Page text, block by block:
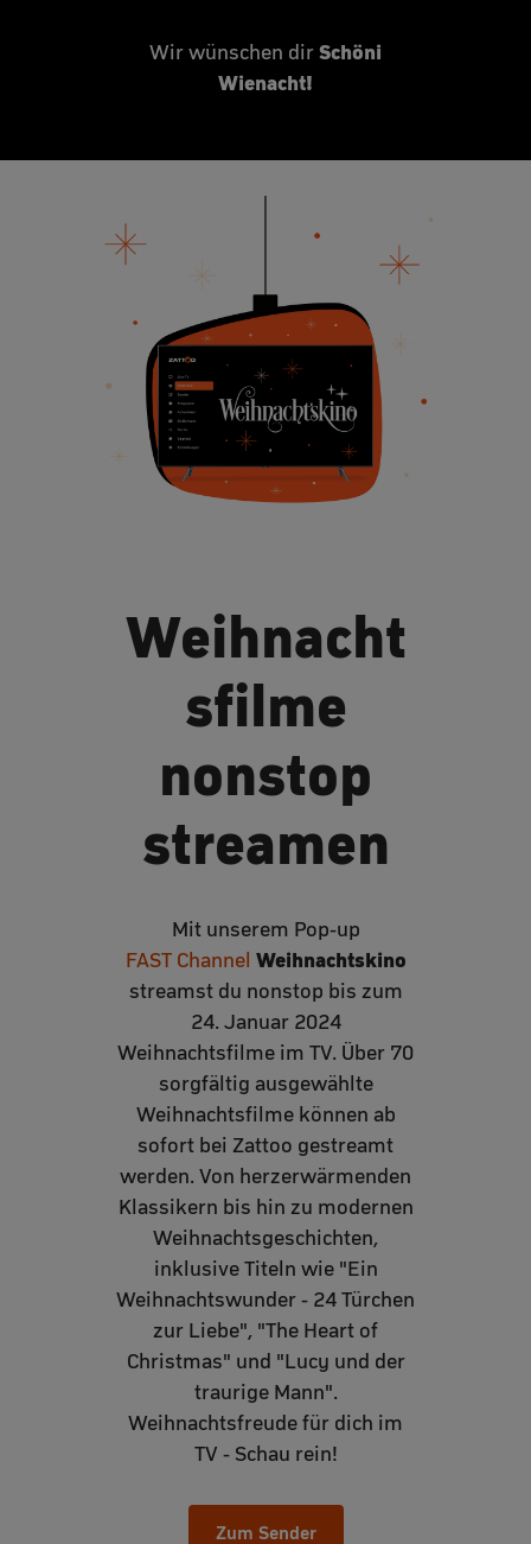
Wir wünschen dir Schöni
Wienacht!
Weihnacht
sfilme
nonstop
streamen
Mit unserem Pop-up
FAST Channel Weihnachtskino
streamst du nonstop bis zum
24. Januar 2024
Weihnachtsfilme im TV. Über 70
sorgfältig ausgewählte
Weihnachtsfilme können ab
sofort bei Zattoo gestreamt
werden. Von herzerwärmenden
Klassikern bis hin zu modernen
Weihnachtsgeschichten,
inklusive Titeln wie "Ein
Weihnachtswunder - 24 Türchen
zur Liebe", "The Heart of
Christmas" und "Lucy und der
traurige Mann".
Weihnachtsfreude für dich im
TV - Schau rein!
Zum Sender